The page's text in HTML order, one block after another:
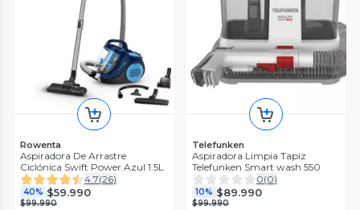
Rowenta
Aspiradora De Arrastre
Ciclónica Swift Power Azul 1.5L
4.7(26)
40% $59.990
$99.990
Telefunken
Aspiradora Limpia Tapiz
Telefunken Smart wash 550
0(0)
10% $89.990
$99.990